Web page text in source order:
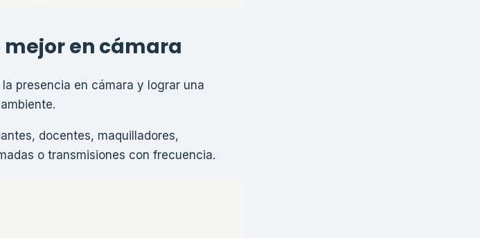
en cámara
presencia en cámara y lograr una
docentes, maquilladores,
o transmisiones con frecuencia.